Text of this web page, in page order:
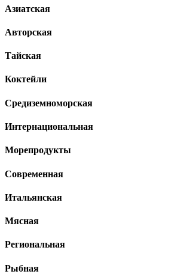
Азиатская
Авторская
Тайская
Коктейли
Средиземноморская
Интернациональная
Морепродукты
Современная
Итальянская
Мясная
Региональная
Рыбная